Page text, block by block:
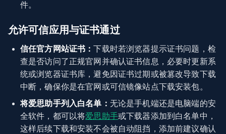
件。
允许可信应用与证书通过
信任官方网站证书：下载时若浏览器提示证书问题，检
查是否访问了正规官网并确认证书信息，必要时更新系
统或浏览器证书库，避免因证书过期或被篡改导致下载
中断，确保你是在官网或可信镜像站点下载安装包。
将爱思助手列入白名单： 无论是手机端还是电脑端的安
全软件，都可以将爱思助手或下载器添加到白名单中，
这样后续下载和安装不会被自动阻挡，添加前建议确认